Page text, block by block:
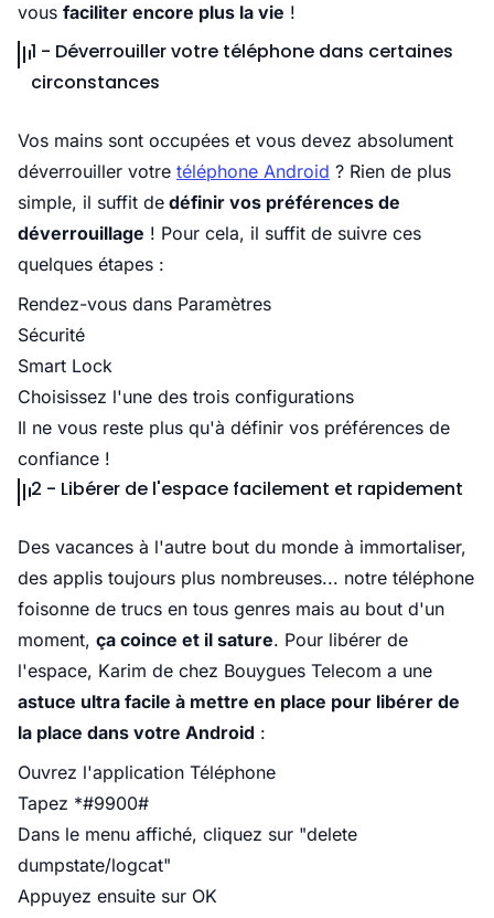
vous faciliter encore plus la vie !
1 - Déverrouiller votre téléphone dans certaines
circonstances
Vos mains sont occupées et vous devez absolument
déverrouiller votre téléphone Android ? Rien de plus
simple, il suffit de définir vos préférences de
déverrouillage ! Pour cela, il suffit de suivre ces
quelques étapes :
Rendez-vous dans Paramètres
Sécurité
Smart Lock
Choisissez l'une des trois configurations
Il ne vous reste plus qu'à définir vos préférences de
confiance !
2 - Libérer de l'espace facilement et rapidement
Des vacances à l'autre bout du monde à immortaliser,
des applis toujours plus nombreuses... notre téléphone
foisonne de trucs en tous genres mais au bout d'un
moment, ça coince et il sature. Pour libérer de
l'espace, Karim de chez Bouygues Telecom a une
astuce ultra facile à mettre en place pour libérer de
la place dans votre Android :
Ouvrez l'application Téléphone
Tapez *#9900#
Dans le menu affiché, cliquez sur "delete
dumpstate/logcat"
Appuyez ensuite sur OK